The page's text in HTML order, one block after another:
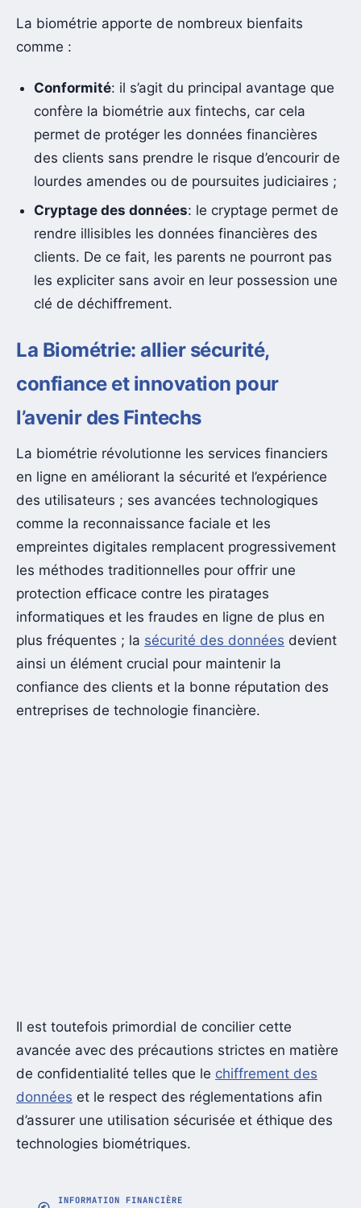
La biométrie apporte de nombreux bienfaits
comme :
Conformité: il s’agit du principal avantage que
confère la biométrie aux fintechs, car cela
permet de protéger les données financières
des clients sans prendre le risque d’encourir de
lourdes amendes ou de poursuites judiciaires ;
Cryptage des données: le cryptage permet de
rendre illisibles les données financières des
clients. De ce fait, les parents ne pourront pas
les expliciter sans avoir en leur possession une
clé de déchiffrement.
La Biométrie: allier sécurité,
confiance et innovation pour
l’avenir des Fintechs
La biométrie révolutionne les services financiers
en ligne en améliorant la sécurité et l’expérience
des utilisateurs ; ses avancées technologiques
comme la reconnaissance faciale et les
empreintes digitales remplacent progressivement
les méthodes traditionnelles pour offrir une
protection efficace contre les piratages
informatiques et les fraudes en ligne de plus en
plus fréquentes ; la sécurité des données devient
ainsi un élément crucial pour maintenir la
confiance des clients et la bonne réputation des
entreprises de technologie financière.
Il est toutefois primordial de concilier cette
avancée avec des précautions strictes en matière
de confidentialité telles que le chiffrement des
données et le respect des réglementations afin
d’assurer une utilisation sécurisée et éthique des
technologies biométriques.
INFORMATION FINANCIÈRE